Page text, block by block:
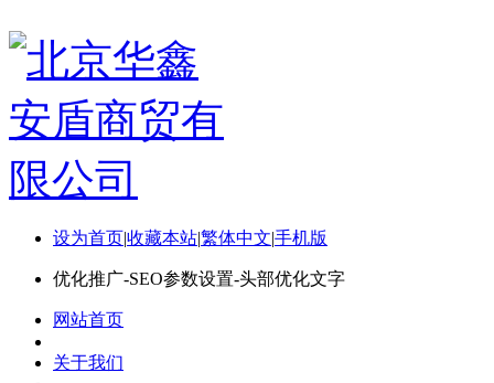
设为首页|收藏本站|繁体中文|手机版
优化推广-SEO参数设置-头部优化文字
网站首页
关于我们